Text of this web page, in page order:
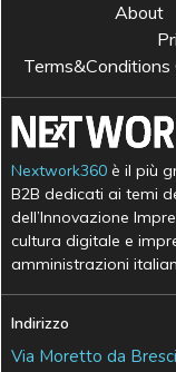
About
Nextwork360 è il più
B2B dedicati ai temi
dell’Innovazione
cultura digitale e
amministrazioni
Indirizzo
Via Moretto da